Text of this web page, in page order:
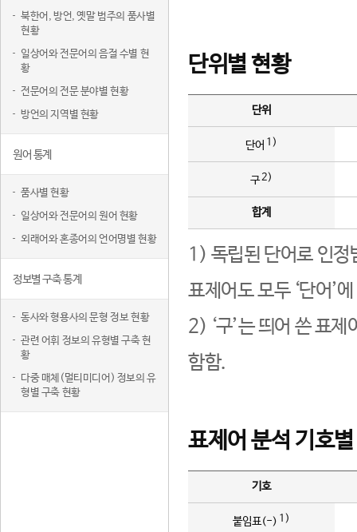
북한어, 방언, 옛말 범주의 품사별
현황
일상어와 전문어의 음절 수별 현
황
전문어의 전문 분야별 현황
방언의 지역별 현황
원어 통계
품사별 현황
일상어와 전문어의 원어 현황
외래어와 혼종어의 언어명별 현황
정보별 구축 통계
동사와 형용사의 문형 정보 현황
관련 어휘 정보의 유형별 구축 현
황
다중 매체(멀티미디어) 정보의 유
형별 구축 현황
단위별 현황
단위
단어 1)
구2)
합계
1) 독립된 단어로 인정
표제어도 모두 ‘단어’
2) ‘구’는 띄어 쓴 표
함함.
표제어 분석 기호
기호
붙임표(-) 1)